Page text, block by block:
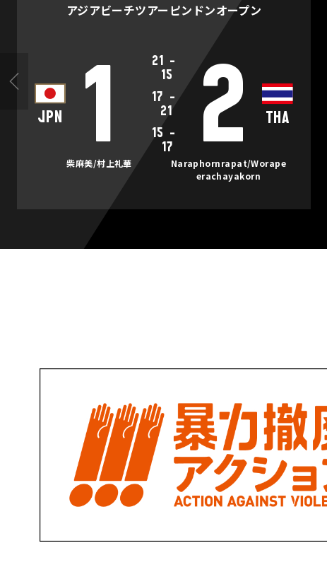
アジアビーチツアーピンドンオープン
JPN 1 21
-
15
17 -
21
15 -
17
2 THA
柴麻美/村上礼華
Naraphornrapat/Worape
erachayakorn